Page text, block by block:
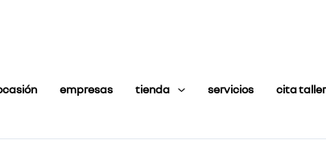
empresas tienda servicios cita taller